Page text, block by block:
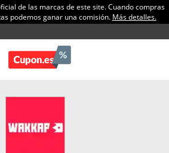
de las marcas de este site. Cuando compras
podemos ganar una comisión. Más detalles.